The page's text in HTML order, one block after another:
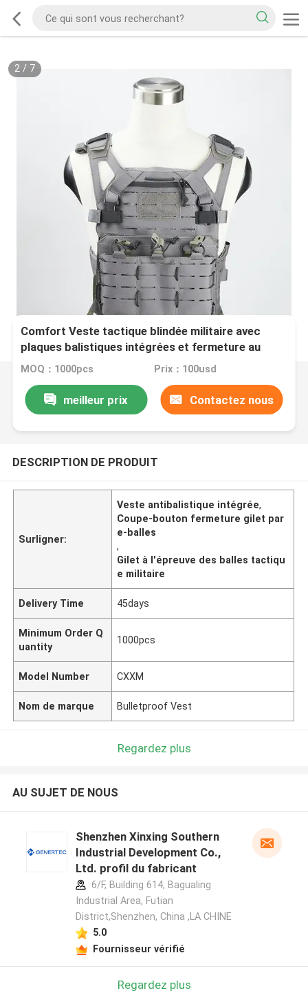
2/ 7
Comfort Veste tactique blindée militaire avec
plaques balistiques intégrées et fermeture au
bouton rapide
MOQ：1000pcs Prix：100usd
meilleur prix Contactez nous
DESCRIPTION DE PRODUIT
Surligner:
Veste antibalistique intégrée,
Coupe-bouton fermeture gilet par
e-balles
,
Gilet à l'épreuve des balles tactiqu
e militaire
Delivery Time 45days
Minimum Order Q
uantity
1000pcs
Model Number CXXM
Nom de marque Bulletproof Vest
Regardez plus
AU SUJET DE NOUS
Shenzhen Xinxing Southern
Industrial Development Co.,
Ltd. profil du fabricant
6/F, Building 614, Bagualing
Industrial Area, Futian
District,Shenzhen, China ,LA CHINE
5.0
Fournisseur vérifié
Regardez plus